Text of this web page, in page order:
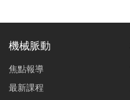
機械脈動
焦點報導
最新課程